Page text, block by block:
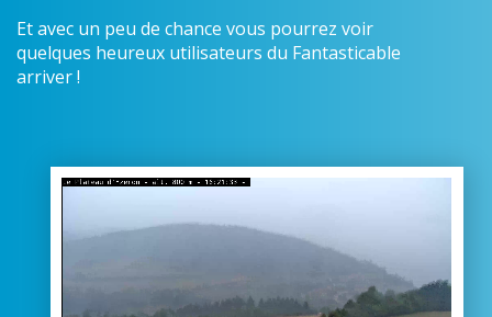
Et avec un peu de chance vous pourrez voir
quelques heureux utilisateurs du Fantasticable
arriver !